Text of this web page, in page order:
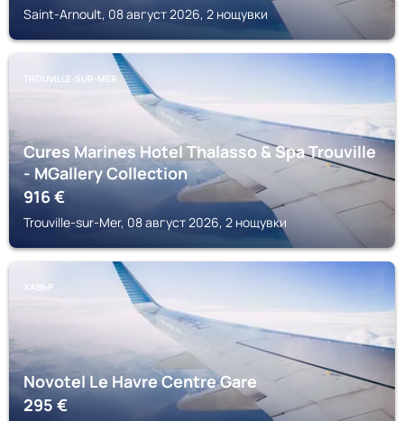
Saint-Arnoult, 08 август 2026, 2 нощувки
TROUVILLE-SUR-MER
Cures Marines Hotel Thalasso & Spa Trouville
- MGallery Collection
916€
Trouville-sur-Mer, 08 август 2026, 2 нощувки
ХАВЪР
Novotel Le Havre Centre Gare
295€